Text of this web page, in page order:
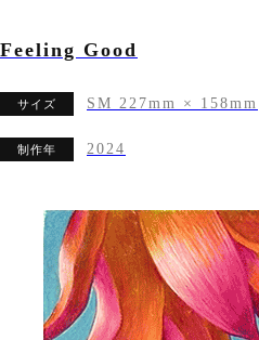
Feeling Good
サイズ SM 227mm × 158mm
制作年 2024